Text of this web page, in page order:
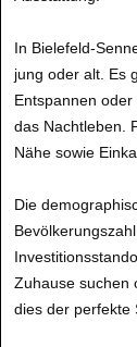
In Bielefeld-
jung oder alt. Es
Entspannen
das Nachtleben.
Nähe sowie
Die
Zuhause suchen
dies der perfekte